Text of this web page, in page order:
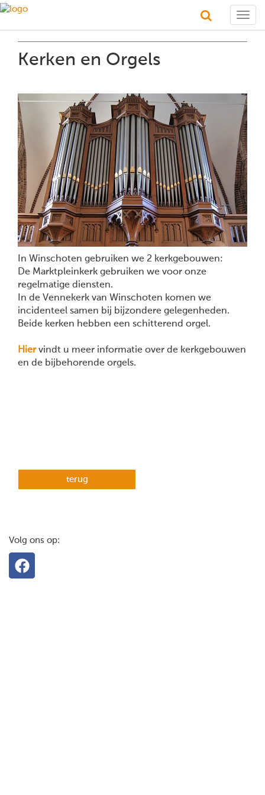
Kerken en Orgels
In Winschoten gebruiken we 2 kerkgebouwen:
De Marktpleinkerk gebruiken we voor onze
regelmatige diensten.
In de Vennekerk van Winschoten komen we
incidenteel samen bij bijzondere gelegenheden.
Beide kerken hebben een schitterend orgel.
Hiervindt u meer informatie over de kerkgebouwen
en de bijbehorende orgels.
terug
Volg ons op: